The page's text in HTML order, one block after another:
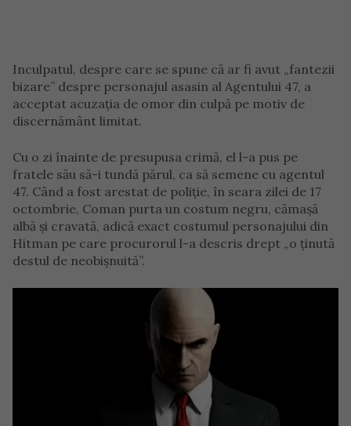
Inculpatul, despre care se spune că ar fi avut „fantezii
bizare” despre personajul asasin al Agentului 47, a
acceptat acuzația de omor din culpă pe motiv de
discernământ limitat.
Cu o zi înainte de presupusa crimă, el l-a pus pe
fratele său să-i tundă părul, ca să semene cu agentul
47. Când a fost arestat de poliție, în seara zilei de 17
octombrie, Coman purta un costum negru, cămașă
albă și cravată, adică exact costumul personajului din
Hitman pe care procurorul l-a descris drept „o ținută
destul de neobișnuită”.